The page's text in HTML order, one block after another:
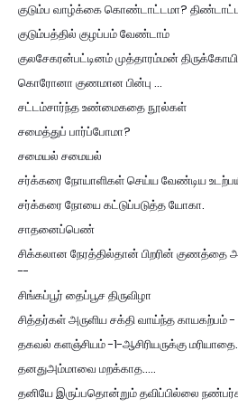
குடும்ப வாழ்க்கை கொண்டாட்டமா?
குடும்பத்தில் குழப்பம் வேண்டாம்
குலசேகரன்பட்டினம் முத்தாரம்மன்
கொரோனா குணமான பின்பு ...
சட்டம்சார்ந்த உண்மைகதை நூல்கள்
சமைத்துப் பார்ப்போமா?
சமையல் சமையல்
சர்க்கரை நோயாளிகள் செய்ய வேண்டிய
சர்க்கரை நோயை கட்டுப்படுத்த யோகா.
சாதனைப்பெண்
சிக்கலான நேரத்தில்தான் பிறரின் குணத்தை
--
சிங்கப்பூர் தைப்பூச திருவிழா
சித்தர்கள் அருளிய சக்தி வாய்ந்த காயகற்பம் -
தகவல் களஞ்சியம் -1-ஆசிரியருக்கு மரியாதை.
தனதுஅம்மாவை மறக்காத.....
தனியே இருப்பதொன்றும் தவிப்பில்லை